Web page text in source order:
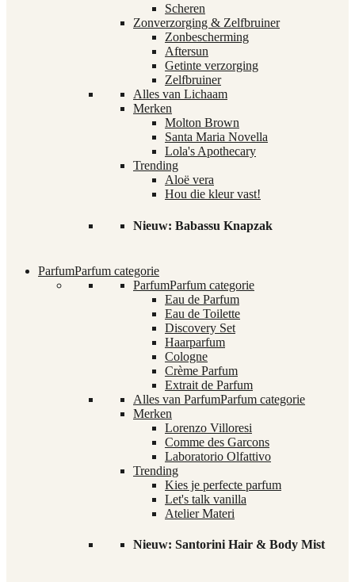
Scheren
Zonverzorging & Zelfbruiner
Zonbescherming
Aftersun
Getinte verzorging
Zelfbruiner
Alles van Lichaam
Merken
Molton Brown
Santa Maria Novella
Lola's Apothecary
Trending
Aloë vera
Hou die kleur vast!
Nieuw: Babassu Knapzak
ParfumParfum categorie
ParfumParfum categorie
Eau de Parfum
Eau de Toilette
Discovery Set
Haarparfum
Cologne
Crème Parfum
Extrait de Parfum
Alles van ParfumParfum categorie
Merken
Lorenzo Villoresi
Comme des Garcons
Laboratorio Olfattivo
Trending
Kies je perfecte parfum
Let's talk vanilla
Atelier Materi
Nieuw: Santorini Hair & Body Mist